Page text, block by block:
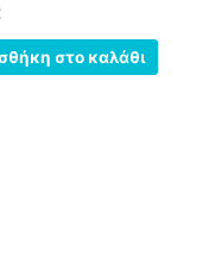
στο καλάθι